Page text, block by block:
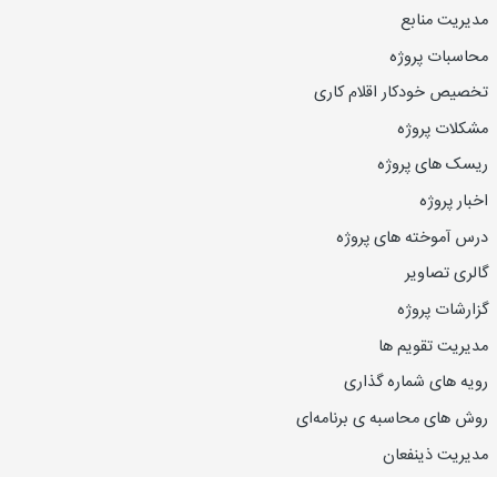
مدیریت منابع
محاسبات پروژه
تخصیص خودکار اقلام کاری
مشکلات پروژه
ریسک های پروژه
اخبار پروژه
درس آموخته های پروژه
گالری تصاویر
گزارشات پروژه
مدیریت تقویم ها
رویه های شماره گذاری
روش های محاسبه ی برنامه‌ای
مدیریت ذینفعان